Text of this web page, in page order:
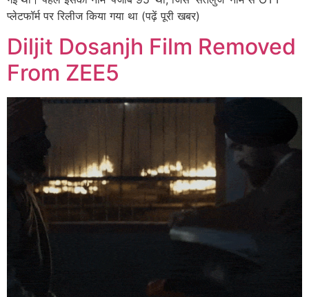
प्लेटफॉर्म पर रिलीज किया गया था (पढ़ें पूरी खबर)
Diljit Dosanjh Film Removed
From ZEE5